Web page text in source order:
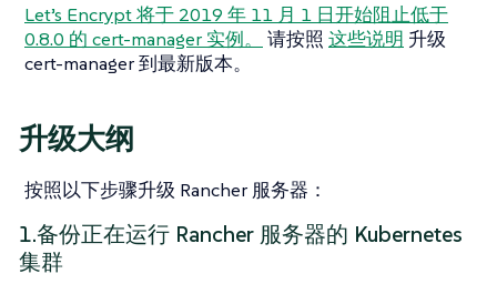
Let’s Encrypt 将于 2019 年 11 月 1 日开始阻止低于
0.8.0 的 cert-manager 实例。
请按照 这些说明 升级
cert-manager 到最新版本。
升级大纲
按照以下步骤升级 Rancher 服务器：
1.备份正在运行 Rancher 服务器的 Kubernetes
集群